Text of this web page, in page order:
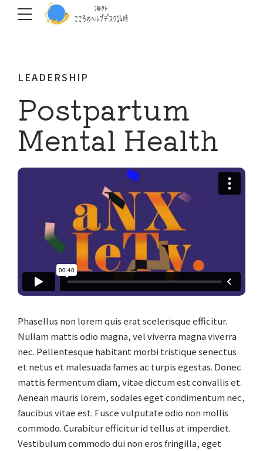
LEADERSHIP
Postpartum
Mental Health
Phasellus non lorem quis erat scelerisque efficitur.
Nullam mattis odio magna, vel viverra magna viverra
nec. Pellentesque habitant morbi tristique senectus
et netus et malesuada fames ac turpis egestas. Donec
mattis fermentum diam, vitae dictum est convallis et.
Aenean mauris lorem, sodales eget condimentum nec,
faucibus vitae est. Fusce vulputate odio non mollis
commodo. Curabitur efficitur id tellus at imperdiet.
Vestibulum commodo dui non eros fringilla, eget